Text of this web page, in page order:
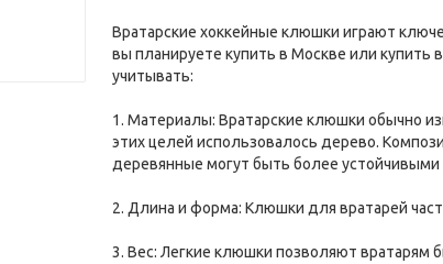
Вратарские хоккейные клюшки играют
вы планируете купить в Москве или купить
учитывать:
1. Материалы: Вратарские клюшки обычно
этих целей использовалось дерево.
деревянные могут быть более
2. Длина и форма: Клюшки для вратарей
3. Вес: Легкие клюшки позволяют вратарям